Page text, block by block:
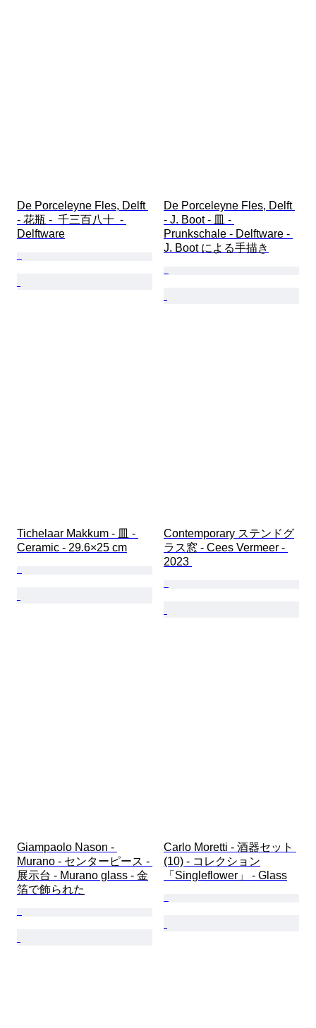
De Porceleyne Fles, Delft
- 花瓶 -  千三百八十  -
Delftware
De Porceleyne Fles, Delft
- J. Boot - 皿 -
Prunkschale - Delftware -
J. Boot による手描き
Tichelaar Makkum - 皿 -
Ceramic - 29.6×25 cm
Contemporary ステンドグ
ラス窓 - Cees Vermeer -
2023
Giampaolo Nason -
Murano - センターピース -
展示台 - Murano glass - 金
箔で飾られた
Carlo Moretti - 酒器セット
(10) - コレクション
「Singleflower」 - Glass